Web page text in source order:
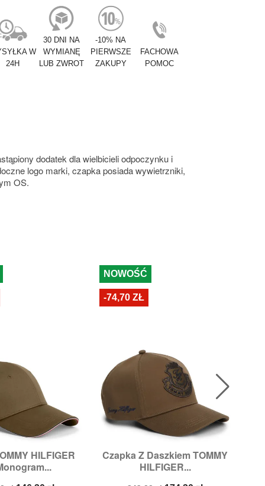
W
24H
30 DNI NA
WYMIANĘ
LUB ZWROT
-10% NA
PIERWSZE
ZAKUPY
FACHOWA
POMOC
dodatek dla wielbicieli odpoczynku i
logo marki, czapka posiada wywietrzniki,
OS.
HILFIGER
podgląd
Czapka Z Daszkiem TOMMY
HILFIGER...
Szybki podgląd
NOWOŚĆ
-74,70 ZŁ